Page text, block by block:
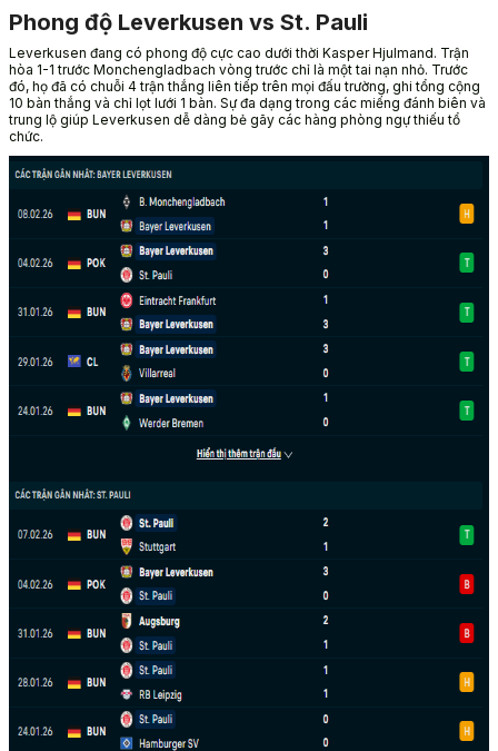
Phong độ Leverkusen vs St. Pauli
Leverkusen đang có phong độ cực cao dưới thời Kasper Hjulmand. Trận
hòa 1-1 trước Monchengladbach vòng trước chỉ là một tai nạn nhỏ. Trước
đó, họ đã có chuỗi 4 trận thắng liên tiếp trên mọi đấu trường, ghi tổng cộng
10 bàn thắng và chỉ lọt lưới 1 bàn. Sự đa dạng trong các miếng đánh biên và
trung lộ giúp Leverkusen dễ dàng bẻ gãy các hàng phòng ngự thiếu tổ
chức.